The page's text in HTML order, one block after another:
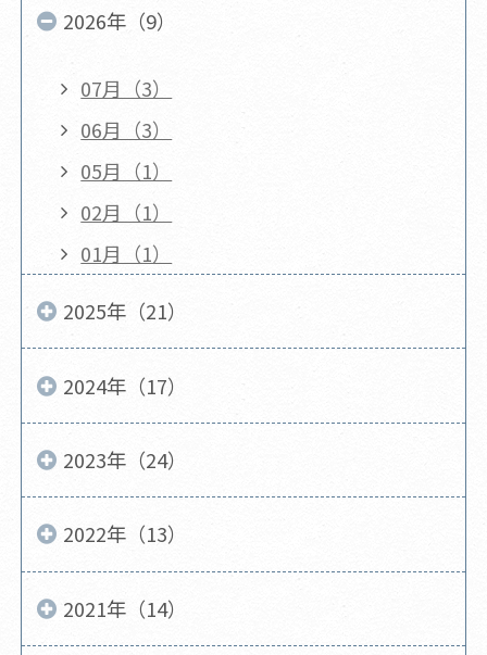
2026年（9）
07月（3）
06月（3）
05月（1）
02月（1）
01月（1）
2025年（21）
2024年（17）
2023年（24）
2022年（13）
2021年（14）